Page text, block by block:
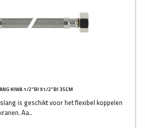
KIWA 1/2"BI X1/2"BI 35CM
is geschikt voor het flexibel koppelen
Aa..